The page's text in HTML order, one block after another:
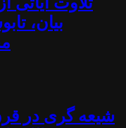
بیان،